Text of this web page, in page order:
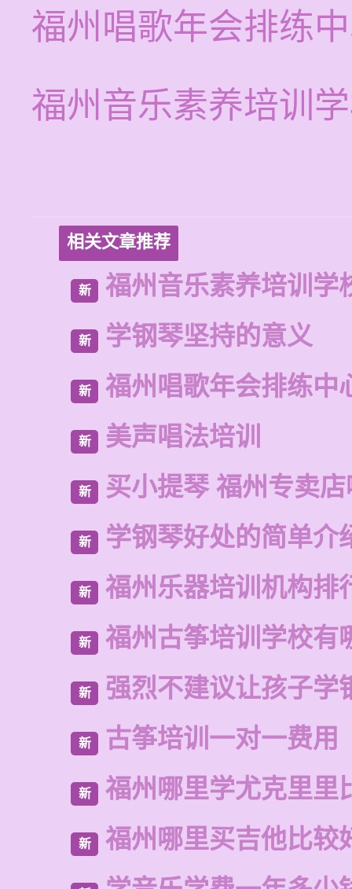
福州唱歌年会排练
福州音乐素养培训
相关文章推荐
新 福州音乐素养培训学
新 学钢琴坚持的意义
新 福州唱歌年会排练中
新 美声唱法培训
新 买小提琴 福州专卖
新 学钢琴好处的简单介
新 福州乐器培训机构排
新 福州古筝培训学校有
新 强烈不建议让孩子学
新 古筝培训一对一费用
新 福州哪里学尤克里里
新 福州哪里买吉他比较